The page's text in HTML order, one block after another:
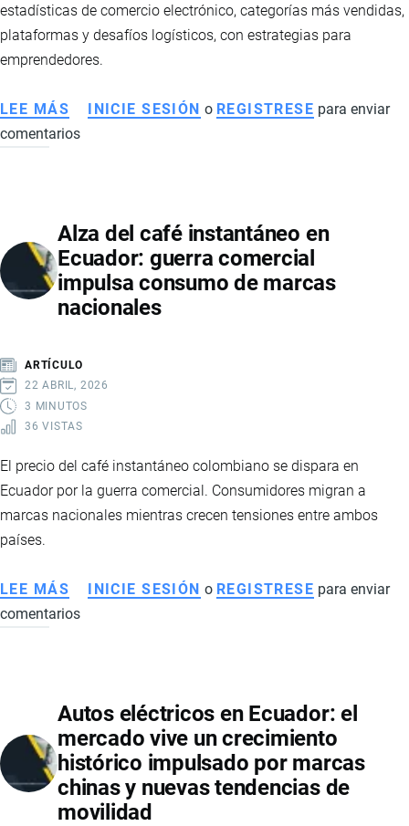
estadísticas de comercio electrónico, categorías más vendidas,
plataformas y desafíos logísticos, con estrategias para
emprendedores.
LEE MÁS SOBRE
DROPSHIPPING
COMPLETA
PARA
EMPRENDEDORES
EN
INICIE SESIÓN o REGISTRESE para enviar
comentarios
Alza del café instantáneo en
Ecuador: guerra comercial
impulsa consumo de marcas
nacionales
ARTÍCULO
22 ABRIL, 2026
3 MINUTOS
36 VISTAS
El precio del café instantáneo colombiano se dispara en
Ecuador por la guerra comercial. Consumidores migran a
marcas nacionales mientras crecen tensiones entre ambos
países.
LEE MÁS SOBRE
ALZA
EN
ECUADOR:
GUERRA
COMERCIAL
IMPULSA
INICIE SESIÓN o REGISTRESE para enviar
comentarios
Autos eléctricos en Ecuador: el
mercado vive un crecimiento
histórico impulsado por marcas
chinas y nuevas tendencias de
movilidad